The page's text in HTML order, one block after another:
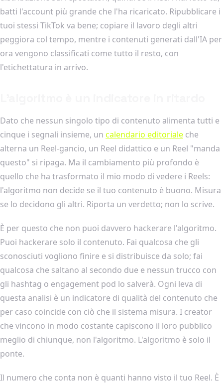
batti l'account più grande che l'ha ricaricato. Ripubblicare i
tuoi stessi TikTok va bene; copiare il lavoro degli altri
peggiora col tempo, mentre i contenuti generati dall'IA per
ora vengono classificati come tutto il resto, con
l'etichettatura in arrivo.
Dato che nessun singolo tipo di contenuto alimenta tutti e
cinque i segnali insieme, un calendario editoriale che
alterna un Reel-gancio, un Reel didattico e un Reel "manda
questo" si ripaga. Ma il cambiamento più profondo è
quello che ha trasformato il mio modo di vedere i Reels:
l'algoritmo non decide se il tuo contenuto è buono. Misura
se lo decidono gli altri. Riporta un verdetto; non lo scrive.
È per questo che non puoi davvero hackerare l'algoritmo.
Puoi hackerare solo il contenuto. Fai qualcosa che gli
sconosciuti vogliono finire e si distribuisce da solo; fai
qualcosa che saltano al secondo due e nessun trucco con
gli hashtag o engagement pod lo salverà. Ogni leva di
questa analisi è un indicatore di qualità del contenuto che
per caso coincide con ciò che il sistema misura. I creator
che vincono in modo costante capiscono il loro pubblico
meglio di chiunque, non l'algoritmo. L'algoritmo è solo il
ponte.
Il numero che conta non è quanti hanno visto il tuo Reel. È